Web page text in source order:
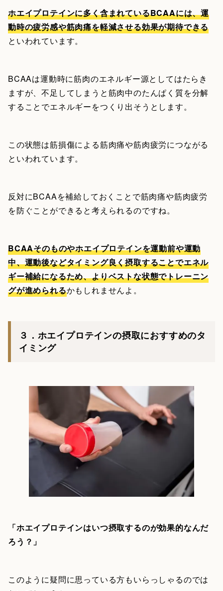
ホエイプロテインに多く含まれているBCAAには、運
動時の疲労感や筋肉痛を軽減させる効果が期待できる
といわれています。
BCAAは運動時に筋肉のエネルギー源としてはたらき
ますが、不足してしまうと筋肉中のたんぱく質を分解
することでエネルギーをつくり出そうとします。
この状態は筋損傷による筋肉痛や筋肉疲労につながる
といわれています。
反対にBCAAを補給しておくことで筋肉痛や筋肉疲労
を防ぐことができると考えられるのですね。
BCAAそのものやホエイプロテインを運動前や運動
中、運動後などタイミング良く摂取することでエネル
ギー補給になるため、よりベストな状態でトレーニン
グが進められるかもしれませんよ。
３．ホエイプロテインの摂取におすすめのタ
イミング
「ホエイプロテインはいつ摂取するのが効果的なんだ
ろう？」
このように疑問に思っている方もいらっしゃるのでは